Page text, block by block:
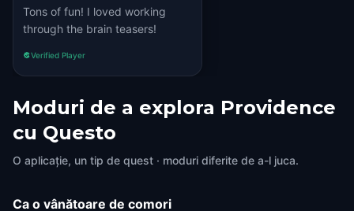
Tons of fun! I loved working
through the brain teasers!
Verified Player
Moduri de a explora Providence
cu Questo
O aplicație, un tip de quest · moduri diferite de a-l juca.
Ca o vânătoare de comori